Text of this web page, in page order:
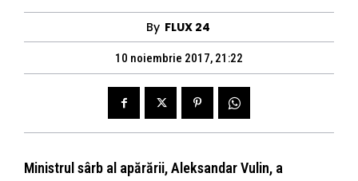
By FLUX 24
10 noiembrie 2017, 21:22
Ministrul sârb al apărării, Aleksandar Vulin, a